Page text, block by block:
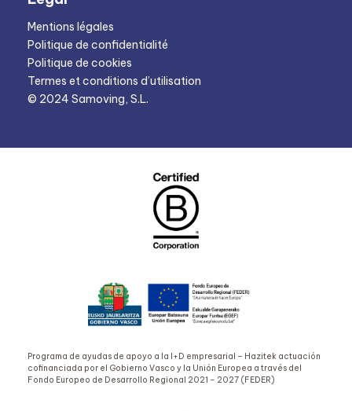
Mentions légales
Politique de confidentialité
Politique de cookies
Termes et conditions d’utilisation
© 2024 Samoving, S.L.
Programa de ayudas de apoyo a la I+D empresarial – Hazitek actuación
cofinanciada por el Gobierno Vasco y la Unión Europea a través del
Fondo Europeo de Desarrollo Regional 2021 – 2027 (FEDER)